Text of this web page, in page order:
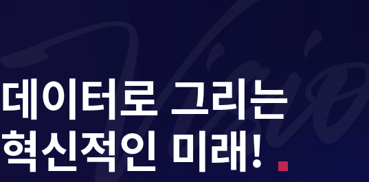
데이터로 그리는
혁신적인 미래!